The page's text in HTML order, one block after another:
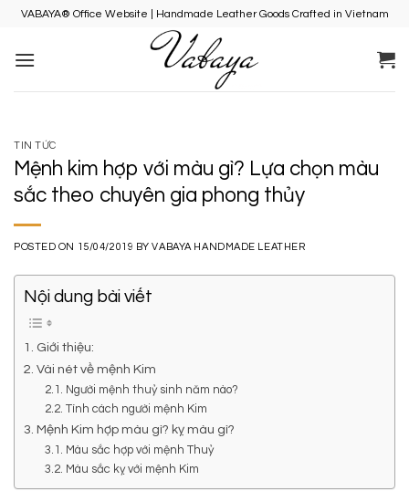
Skip
content
VABAYA® Office Website | Handmade Leather Goods Crafted in Vietnam
TIN TỨC
Mệnh kim hợp với màu gì? Lựa chọn màu
sắc theo chuyên gia phong thủy
POSTED ON 15/04/2019 BYVABAYA HANDMADE LEATHER
Nội dung bài viết
1. Giới thiệu:
2. Vài nét về mệnh Kim
2.1. Người mệnh thuỷ sinh năm nào?
2.2. Tính cách người mệnh Kim
3. Mệnh Kim hợp màu gì? kỵ màu gì?
3.1. Màu sắc hợp với mệnh Thuỷ
3.2. Màu sắc kỵ với mệnh Kim